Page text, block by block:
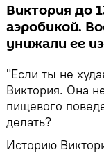
Виктория до
аэробикой.
унижали ее
"Если ты не
Виктория. Она
пищевого
делать?
Историю